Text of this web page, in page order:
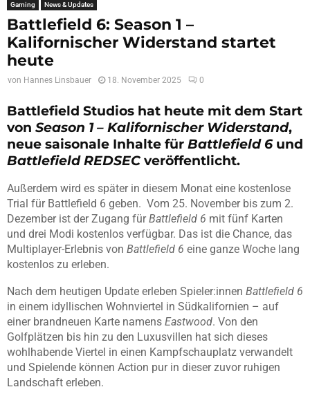
Gaming News & Updates
Battlefield 6: Season 1 –
Kalifornischer Widerstand startet
heute
von Hannes Linsbauer 18. November 2025 0
Battlefield Studios hat heute mit dem Start
von Season 1 – Kalifornischer Widerstand,
neue saisonale Inhalte für Battlefield 6und
Battlefield REDSECveröffentlicht.
Außerdem wird es später in diesem Monat eine kostenlose
Trial für Battlefield 6 geben. Vom 25. November bis zum 2.
Dezember ist der Zugang fürBattlefield 6 mit fünf Karten
und drei Modi kostenlos verfügbar. Das ist die Chance, das
Multiplayer-Erlebnis von Battlefield 6 eine ganze Woche lang
kostenlos zu erleben.
Nach dem heutigen Update erleben Spieler:innen Battlefield 6
in einem idyllischen Wohnviertel in Südkalifornien – auf
einer brandneuen Karte namens Eastwood. Von den
Golfplätzen bis hin zu den Luxusvillen hat sich dieses
wohlhabende Viertel in einen Kampfschauplatz verwandelt
und Spielende können Action pur in dieser zuvor ruhigen
Landschaft erleben.